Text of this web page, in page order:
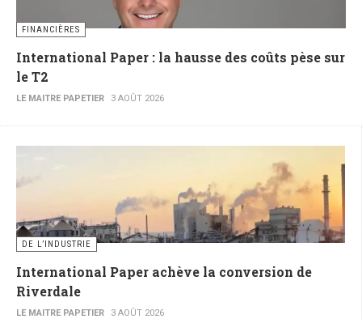
FINANCIÈRES
International Paper : la hausse des coûts pèse sur
le T2
LE MAITRE PAPETIER 3 AOÛT 2026
DE L’INDUSTRIE
International Paper achève la conversion de
Riverdale
LE MAITRE PAPETIER 3 AOÛT 2026